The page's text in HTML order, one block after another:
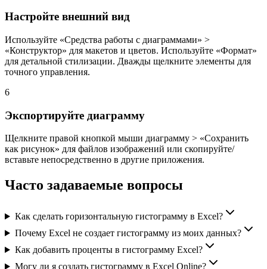
Настройте внешний вид
Используйте «Средства работы с диаграммами» >
«Конструктор» для макетов и цветов. Используйте «Формат»
для детальной стилизации. Дважды щелкните элементы для
точного управления.
6
Экспортируйте диаграмму
Щелкните правой кнопкой мыши диаграмму > «Сохранить
как рисунок» для файлов изображений или скопируйте/
вставьте непосредственно в другие приложения.
Часто задаваемые вопросы
Как сделать горизонтальную гистограмму в Excel?
Почему Excel не создает гистограмму из моих данных?
Как добавить проценты в гистограмму Excel?
Могу ли я создать гистограмму в Excel Online?